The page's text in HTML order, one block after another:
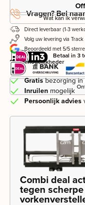
Vragen? Bel
Wat kan ik
Direct leverbaar (1-3
Volg uw levering via Track
Beoordeeld met 5/5
Betaal in 3
Betaalmogelijkheden
Gratisbezorging in
Inruilen mogelijk
Persoonlijk advies
Combi deal
tegen